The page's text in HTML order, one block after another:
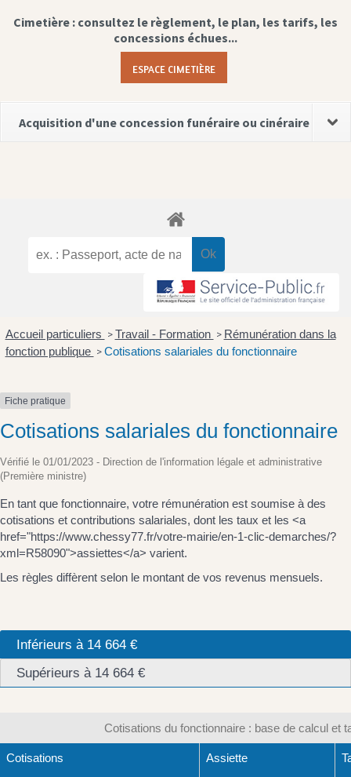
Cimetière : consultez le règlement, le plan, les tarifs, les
concessions échues...
ESPACE CIMETIÈRE
Acquisition d'une concession funéraire ou cinéraire
Accueil particuliers > Travail - Formation > Rémunération dans la
fonction publique > Cotisations salariales du fonctionnaire
Fiche pratique
Cotisations salariales du fonctionnaire
Vérifié le 01/01/2023 - Direction de l'information légale et administrative
(Première ministre)
En tant que fonctionnaire, votre rémunération est soumise à des
cotisations et contributions salariales, dont les taux et les <a
href="https://www.chessy77.fr/votre-mairie/en-1-clic-demarches/?
xml=R58090">assiettes</a> varient.
Les règles diffèrent selon le montant de vos revenus mensuels.
Inférieurs à 14 664 €
Supérieurs à 14 664 €
Cotisations du fonctionnaire : base de calcul et
Cotisations Assiette